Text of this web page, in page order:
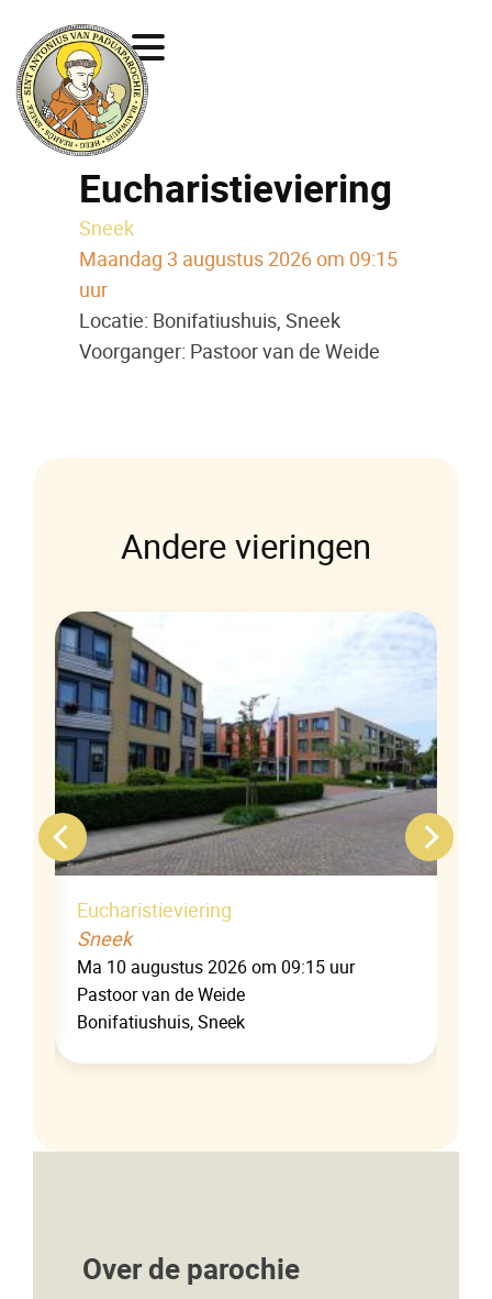
Eucharistieviering
Sneek
Maandag 3 augustus 2026 om 09:15
uur
Locatie: Bonifatiushuis, Sneek
Voorganger: Pastoor van de Weide
Andere vieringen
Eucharistieviering
Sneek
Ma 10 augustus 2026 om 09:15 uur
Pastoor van de Weide
Bonifatiushuis, Sneek
Over de parochie